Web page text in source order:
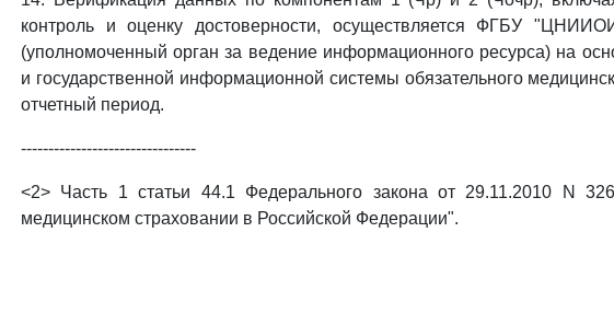
контроль и оценку достоверности, осуществляется ФГБУ
(уполномоченный орган за ведение информационного ресурса) на
и государственной информационной системы обязательного
отчетный период.
--------------------------------
<2> Часть 1 статьи 44.1 Федерального закона от 29.11.2010 N
медицинском страховании в Российской Федерации".